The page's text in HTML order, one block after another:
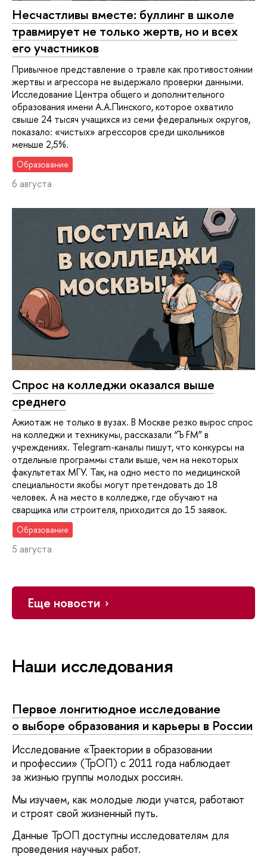
Несчастливы вместе: буллинг в школе
травмирует не только жертв, но и всех
его участников
Привычное представление о травле как противостоянии
жертвы и агрессора не выдержало проверки данными.
Исследование Центра общего и дополнительного
образования имени А.А.Пинского, которое охватило
свыше 24 тысяч учащихся из семи федеральных округов,
показало: «чистых» агрессоров среди школьников
меньше 2,5%.
Образование
6 августа
Спрос на колледжи оказался выше
среднего
Ажиотаж не только в вузах. В Москве резко вырос спрос
на колледжи и техникумы, рассказали “Ъ FM” в
учреждениях. Telegram-каналы пишут, что конкурсы на
отдельные программы стали выше, чем на некоторых
факультетах МГУ. Так, на одно место по медицинской
специальности якобы могут претендовать до 18
человек. А на место в колледже, где обучают на
сварщика или строителя, приходится до 15 заявок.
Образование
5 августа
Еще новости
Наши исследования
Первое лонгитюдное исследование
о выборе образования и карьеры в России
Исследование «Траектории в образовании
и профессии» (ТрОП) с 2011 года наблюдает
за жизнью группы молодых россиян.
Мы изучаем, как молодые люди учатся, работают
и строят свой жизненный путь.
Данные ТрОП доступны исследователям для
проведения научных работ.